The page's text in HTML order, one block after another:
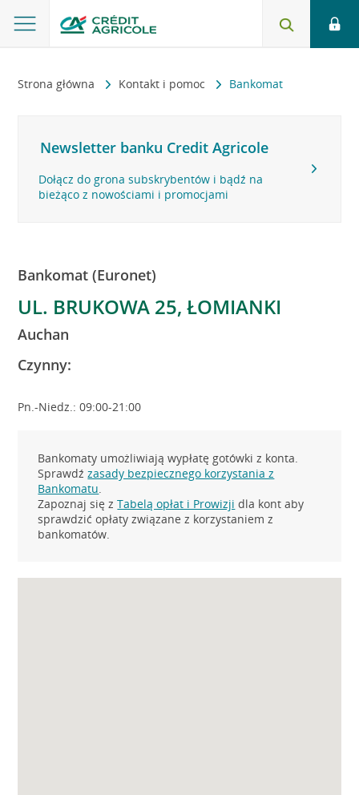
Strona główna Kontakt i pomoc Bankomat
Newsletter banku Credit Agricole
Dołącz do grona subskrybentów i bądź na
bieżąco z nowościami i promocjami
Bankomat (Euronet)
UL. BRUKOWA 25, ŁOMIANKI
Auchan
Czynny:
Pn.-Niedz.: 09:00-21:00
Bankomaty umożliwiają wypłatę gotówki z konta.
Sprawdźzasady bezpiecznego korzystania z
Bankomatu.
Zapoznaj się zTabelą opłat i Prowizji dla kont aby
sprawdzić opłaty związane z korzystaniem z
bankomatów.